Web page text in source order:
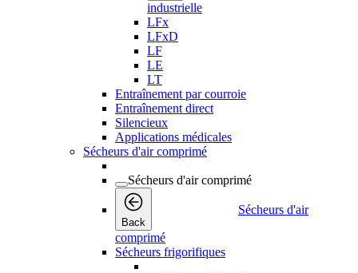
industrielle
LFx
LFxD
LF
LE
LT
Entraînement par courroie
Entraînement direct
Silencieux
Applications médicales
Sécheurs d'air comprimé
Sécheurs d'air comprimé
Back
Sécheurs d'air
comprimé
Sécheurs frigorifiques